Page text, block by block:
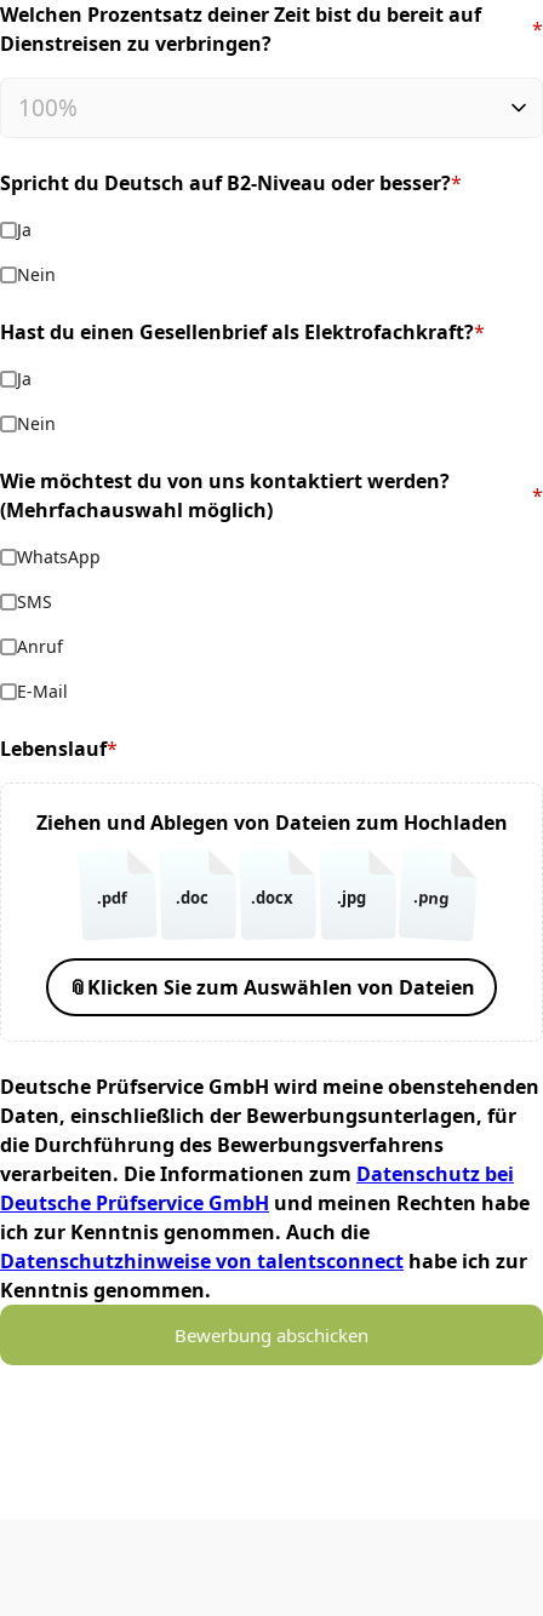
Welchen Prozentsatz deiner Zeit bist du bereit auf
Dienstreisen zu verbringen?
*
(required)
Spricht du Deutsch auf B2-Niveau oder besser?*
(required)
Ja
Nein
Hast du einen Gesellenbrief als Elektrofachkraft?*
(required)
Ja
Nein
Wie möchtest du von uns kontaktiert werden?
(Mehrfachauswahl möglich)
*
(required)
WhatsApp
SMS
Anruf
E-Mail
Lebenslauf*
(required)
Ziehen und Ablegen von Dateien zum Hochladen
.pdf .doc .docx .jpg .png
📎Klicken Sie zum Auswählen von Dateien
Deutsche Prüfservice GmbH wird meine obenstehenden
Daten, einschließlich der Bewerbungsunterlagen, für
die Durchführung des Bewerbungsverfahrens
verarbeiten. Die Informationen zum Datenschutz bei
Deutsche Prüfservice GmbH und meinen Rechten habe
ich zur Kenntnis genommen. Auch die
Datenschutzhinweise von talentsconnect habe ich zur
Kenntnis genommen.
Bewerbung abschicken